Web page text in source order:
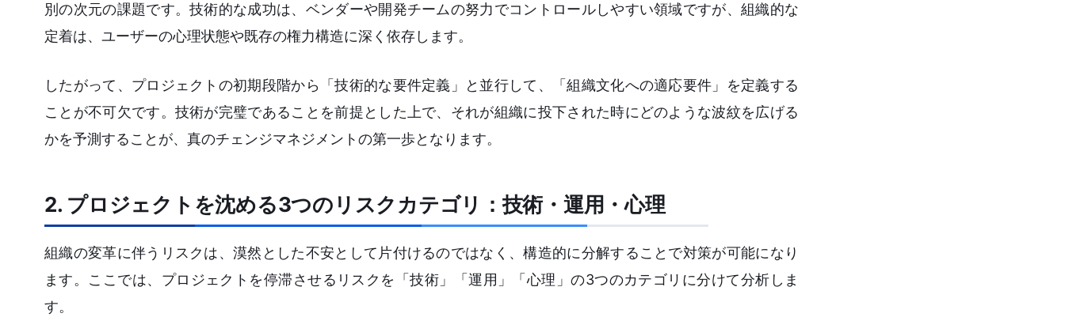
別の次元の課題です。技術的な成功は、ベンダーや開発チームの努力でコントロールしやすい領域ですが、組織的な
定着は、ユーザーの心理状態や既存の権力構造に深く依存します。
したがって、プロジェクトの初期段階から「技術的な要件定義」と並行して、「組織文化への適応要件」を定義する
ことが不可欠です。技術が完璧であることを前提とした上で、それが組織に投下された時にどのような波紋を広げる
かを予測することが、真のチェンジマネジメントの第一歩となります。
2. プロジェクトを沈める3つのリスクカテゴリ：技術・運用・心理
組織の変革に伴うリスクは、漠然とした不安として片付けるのではなく、構造的に分解することで対策が可能になり
ます。ここでは、プロジェクトを停滞させるリスクを「技術」「運用」「心理」の3つのカテゴリに分けて分析しま
す。